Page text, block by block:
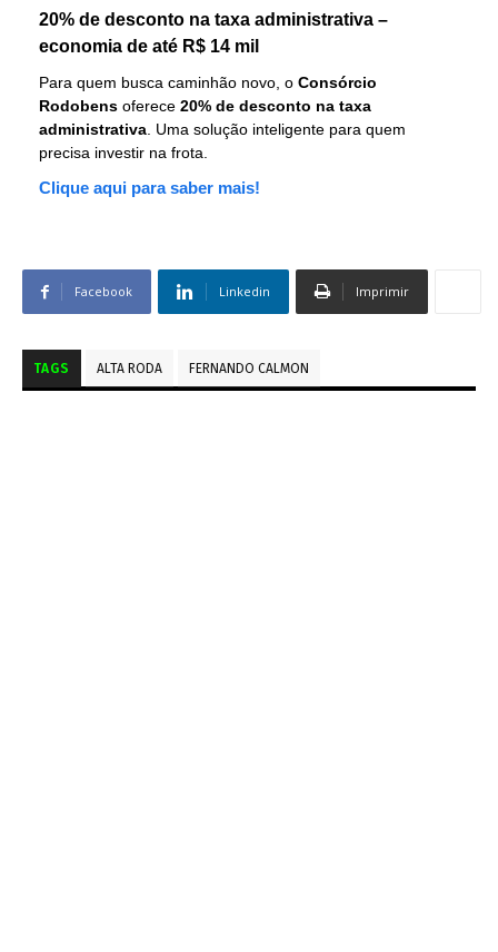
20% de desconto na taxa administrativa –
economia de até R$ 14 mil
Para quem busca caminhão novo, o Consórcio
Rodobens oferece 20% de desconto na taxa
administrativa . Uma solução inteligente para quem
precisa investir na frota.
Clique aqui para saber mais!
Facebook Linkedin Imprimir
TAGS ALTA RODA FERNANDO CALMON